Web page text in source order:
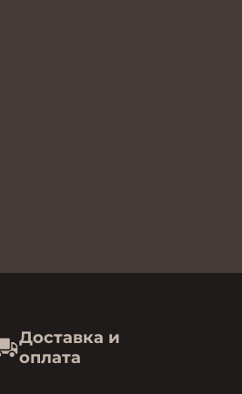
Доставка и
оплата